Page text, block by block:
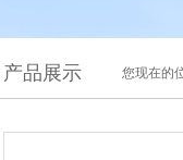
产品展示 您现在的